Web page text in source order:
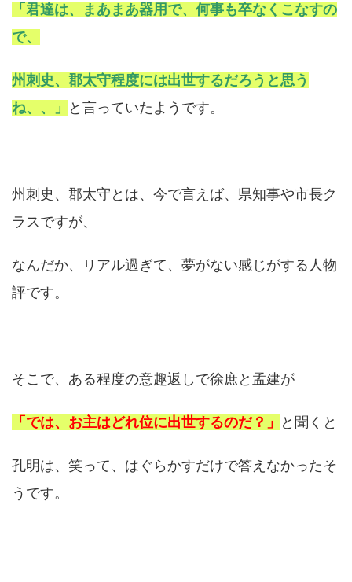
「君達は、まあまあ器用で、何事も卒なくこなすの
で、
州刺史、郡太守程度には出世するだろうと思う
ね、、」
と言っていたようです。
州刺史、郡太守とは、今で言えば、県知事や市長ク
ラスですが、
なんだか、リアル過ぎて、夢がない感じがする人物
評です。
そこで、ある程度の意趣返しで徐庶と孟建が
「では、お主はどれ位に出世するのだ？」 と聞くと
孔明は、笑って、はぐらかすだけで答えなかったそ
うです。